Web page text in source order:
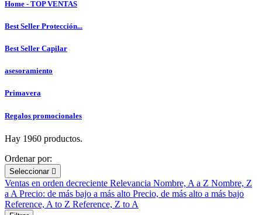
Home - TOP VENTAS
Best Seller Protección...
Best Seller Capilar
asesoramiento
Primavera
Regalos promocionales
Hay 1960 productos.
Ordenar por:
Seleccionar 
Ventas en orden decreciente Relevancia Nombre, A a Z Nombre, Z
a A Precio: de más bajo a más alto Precio, de más alto a más bajo
Reference, A to Z Reference, Z to A